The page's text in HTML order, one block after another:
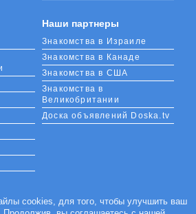
Наши партнеры
Знакомства в Израиле
Знакомства в Канаде
Знакомства в США
Знакомства в
Великобритании
Доска объявлений Doska.tv
cookies, для того, чтобы улучшить ваш